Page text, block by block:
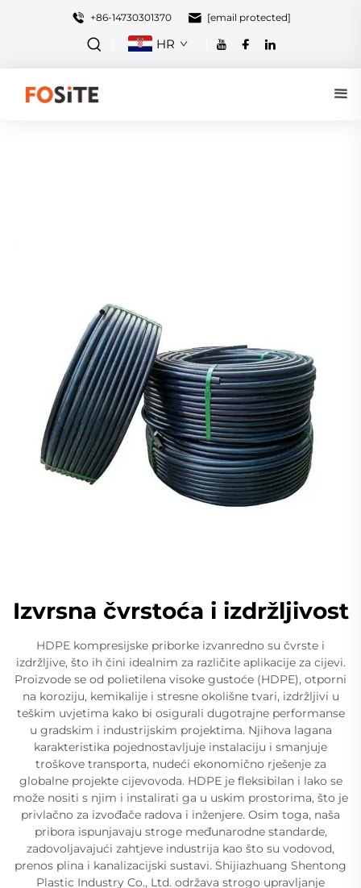
+86-14730301370 [email protected]
HR
Izvrsna čvrstoća i izdržljivost
HDPE kompresijske priborke izvanredno su čvrste i
izdržljive, što ih čini idealnim za različite aplikacije za cijevi.
Proizvode se od polietilena visoke gustoće (HDPE), otporni
na koroziju, kemikalije i stresne okolišne tvari, izdržljivi u
teškim uvjetima kako bi osigurali dugotrajne performanse
u gradskim i industrijskim projektima. Njihova lagana
karakteristika pojednostavljuje instalaciju i smanjuje
troškove transporta, nudeći ekonomično rješenje za
globalne projekte cijevovoda. HDPE je fleksibilan i lako se
može nositi s njim i instalirati ga u uskim prostorima, što je
privlačno za izvođače radova i inženjere. Osim toga, naša
pribora ispunjavaju stroge međunarodne standarde,
zadovoljavajući zahtjeve industrija kao što su vodovod,
prenos plina i kanalizacijski sustavi. Shijiazhuang Shentong
Plastic Industry Co., Ltd. održava strogo upravljanje